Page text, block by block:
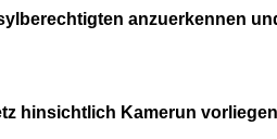
anzuerkennen
hinsichtlich Kamerun